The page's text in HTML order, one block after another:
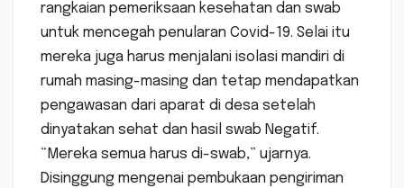
rangkaian pemeriksaan kesehatan dan swab
untuk mencegah penularan Covid-19. Selai itu
mereka juga harus menjalani isolasi mandiri di
rumah masing-masing dan tetap mendapatkan
pengawasan dari aparat di desa setelah
dinyatakan sehat dan hasil swab Negatif.
“Mereka semua harus di-swab,” ujarnya.
Disinggung mengenai pembukaan pengiriman